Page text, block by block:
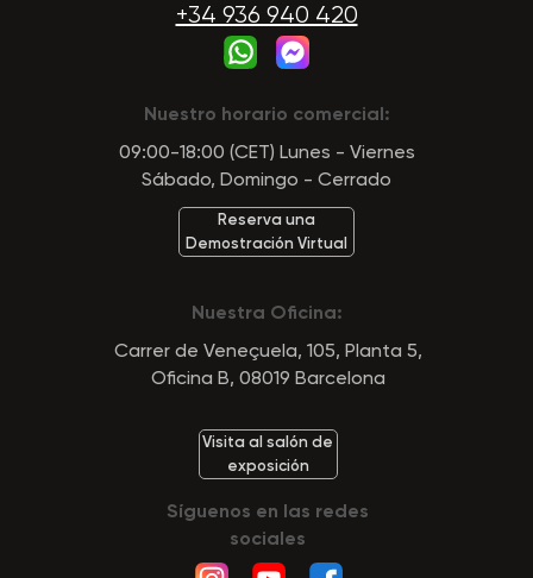
+34 936 940 420
Nuestro horario comercial:
09:00-18:00 (CET) Lunes - Viernes
Sábado, Domingo - Cerrado
Nuestra Oficina:
Carrer de Veneçuela, 105, Planta 5,
Oficina B, 08019 Barcelona
Reserva una
Demostración Virtual
Visita al salón de
exposición
Síguenos en las redes
sociales